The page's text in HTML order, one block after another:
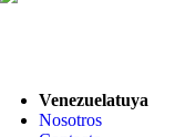
Venezuelatuya
Nosotros